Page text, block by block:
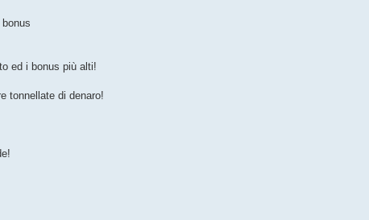
ed i bonus più alti!
tonnellate di denaro!